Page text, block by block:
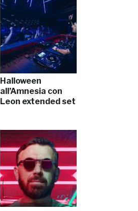
Halloween
all’Amnesia con
Leon extended set